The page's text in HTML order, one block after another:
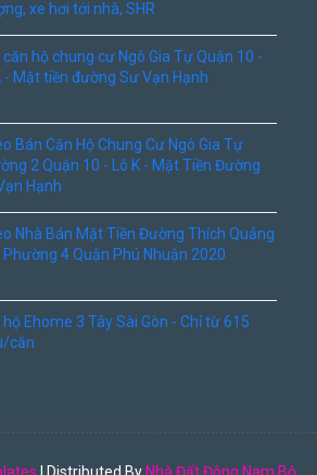
xe hơi tới nhà, SHR
căn hộ chung cư Ngô Gia Tự Quận 10 -
- Mặt tiền đường Sư Vạn Hạnh
Bán Căn Hộ Chung Cư Ngô Gia Tự
2 Quận 10 - Lô K - Mặt Tiền Đường
Hạnh
Nhà Bán Mặt Tiền Đường Thích Quảng
4 Quận Phú Nhuận 2020
hộ Ehome 3 Tây Sài Gòn - Chỉ từ 615
căn